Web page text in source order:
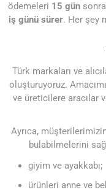
ödemeleri 15 gün
iş günü sürer. Her şey
Türk markaları ve
oluşturuyoruz.
ve üreticilere aracılar
Ayrıca,
bulabilmelerini
giyim ve ayakkabı;
ürünleri anne ve